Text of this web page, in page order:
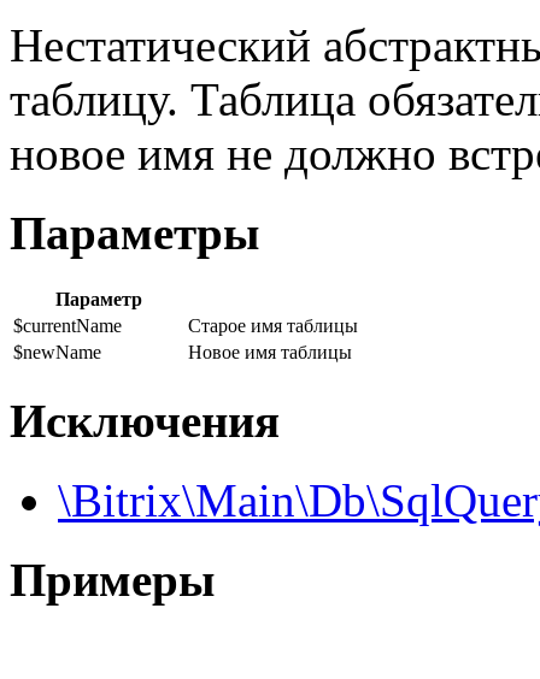
Нестатический
таблицу. Таблица
новое имя не должно
Параметры
Параметр
$currentName
Старое имя таблицы
$newName
Новое имя таблицы
Исключения
Примеры